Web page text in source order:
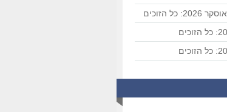
אוסקר 2026: כל הזוכים